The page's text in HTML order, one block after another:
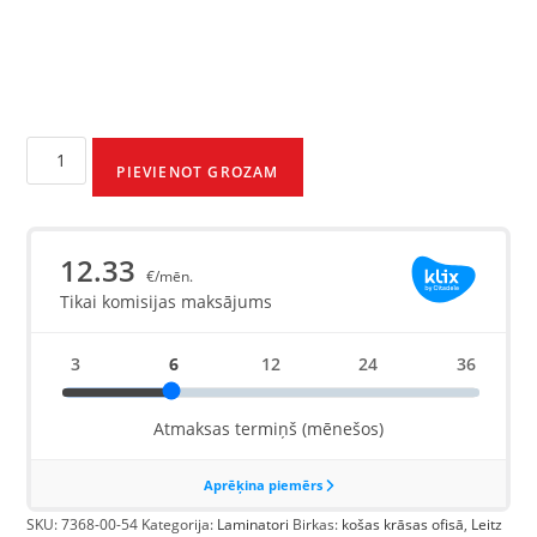
PIEVIENOT GROZAM
SKU:7368-00-54 Kategorija: Laminatori Birkas: košas krāsas ofisā, Leitz